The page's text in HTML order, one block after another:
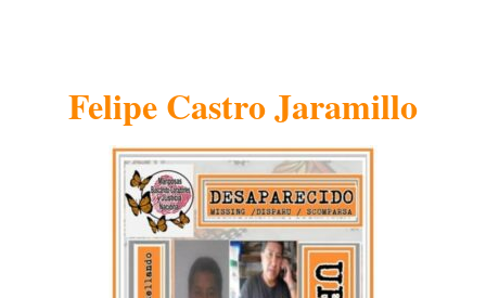
Felipe Castro Jaramillo